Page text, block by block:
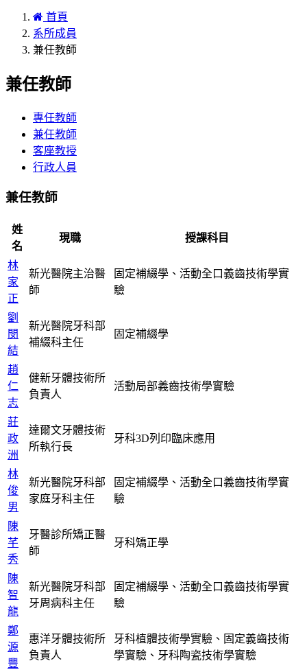
首頁
系所成員
兼任教師
兼任教師
專任教師
兼任教師
客座教授
行政人員
兼任教師
姓
名
現職 授課科目
林
家
正
新光醫院主治醫
師
固定補綴學、活動全口義齒技術學實
驗
劉
閔
結
新光醫院牙科部
補綴科主任
固定補綴學
趙
仁
志
健新牙體技術所
負責人
活動局部義齒技術學實驗
莊
政
洲
達爾文牙體技術
所執行長
牙科3D列印臨床應用
林
俊
男
新光醫院牙科部
家庭牙科主任
固定補綴學、活動全口義齒技術學實
驗
陳
芊
秀
牙醫診所矯正醫
師
牙科矯正學
陳
智
龍
新光醫院牙科部
牙周病科主任
固定補綴學、活動全口義齒技術學實
驗
鄭
源
豐
惠洋牙體技術所
負責人
牙科植體技術學實驗、固定義齒技術
學實驗、牙科陶瓷技術學實驗